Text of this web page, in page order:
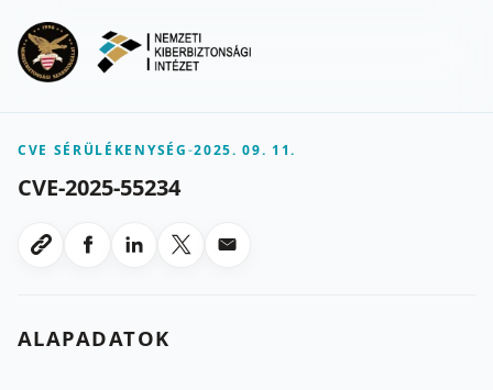
CVE SÉRÜLÉKENYSÉG-2025. 09. 11.
CVE-2025-55234
Link masolasa
Megosztas Facebookon
Megosztas LinkedInen
Megosztas X-en
Megosztas emailben
ALAPADATOK